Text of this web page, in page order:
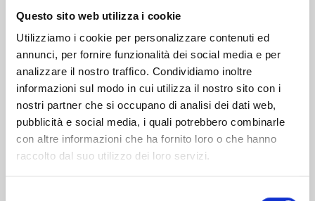
Questo sito web utilizza i cookie
Utilizziamo i cookie per personalizzare contenuti ed
annunci, per fornire funzionalità dei social media e per
analizzare il nostro traffico. Condividiamo inoltre
informazioni sul modo in cui utilizza il nostro sito con i
nostri partner che si occupano di analisi dei dati web,
pubblicità e social media, i quali potrebbero combinarle
con altre informazioni che ha fornito loro o che hanno
raccolto dal suo utilizzo dei loro servizi.
Altri volumi della serie